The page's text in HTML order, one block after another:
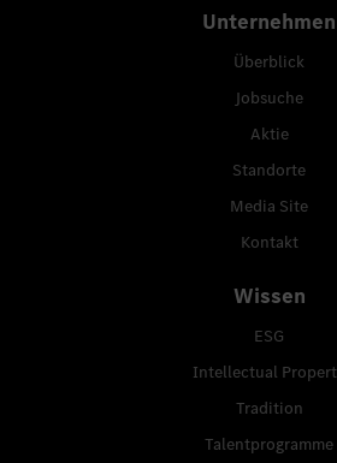
Unternehmen
Überblick
Jobsuche
Aktie
Standorte
Media Site
Kontakt
Wissen
ESG
Intellectual
Tradition
Talentprogramme